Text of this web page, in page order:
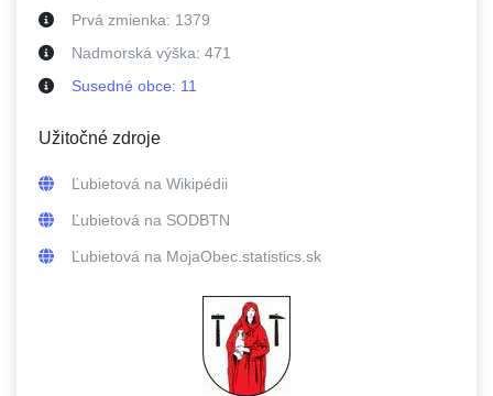
Prvá zmienka: 1379
Nadmorská výška: 471
Susedné obce: 11
Užitočné zdroje
Ľubietová na Wikipédii
Ľubietová na SODBTN
Ľubietová na MojaObec.statistics.sk